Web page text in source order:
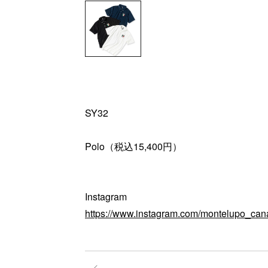
SY32
Polo（税込15,400円）
Instagram
https://www.instagram.com/